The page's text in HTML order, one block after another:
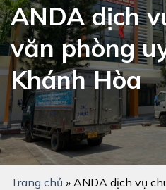
ANDA dịch
văn phòng
Khánh Hòa
Trang chủ » ANDA dịch vụ